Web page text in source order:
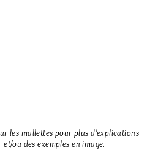
les mallettes pour plusd'explications
et/ou des exemples en image.